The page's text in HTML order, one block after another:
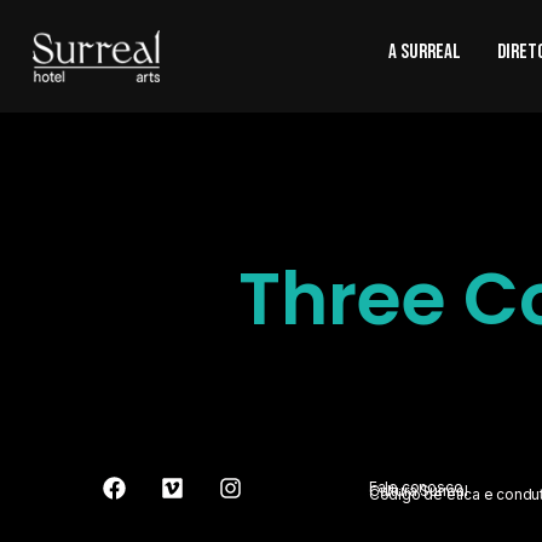
A SURREAL
Three
Fale conosco
Cultura Surreal
Código de ética e